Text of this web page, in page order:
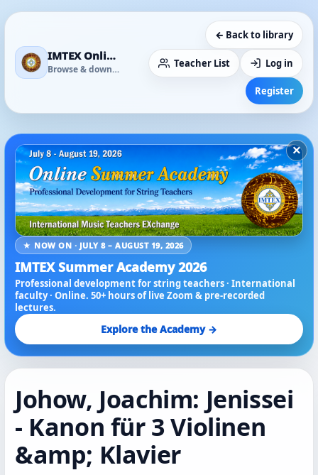
IMTEX Online Media Library
Browse & download
← Back to library
Teacher List Log in
Register
×
★ NOW ON · JULY 8 – AUGUST 19, 2026
IMTEX Summer Academy 2026
Professional development for string teachers · International
faculty · Online. 50+ hours of live Zoom & pre-recorded
lectures.
Explore the Academy →
Johow, Joachim: Jenissei
- Kanon für 3 Violinen
&amp; Klavier